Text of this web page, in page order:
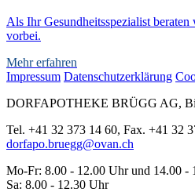
Als Ihr Gesundheitsspezialist
vorbei.
Mehr erfahren
Impressum Datenschutzerklärung
DORFAPOTHEKE BRÜGG AG,
Tel. +41 32 373 14 60, Fax. +41 32
dorfapo.bruegg@ovan.ch
Mo-Fr: 8.00 - 12.00 Uhr und 14.00 -
Sa: 8.00 - 12.30 Uhr